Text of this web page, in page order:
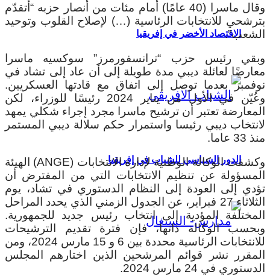
الاقتصاد الأخضر في إفريقيا
الدور السياسي للشباب في إفريقيا
وقال ماسرا (40 عامًا) أمام مئات من أنصار حزبه “أتقدّم
بترشحي للانتخابات الرئاسية (…) لإصلاح القلوب وتوحيد
الشعب”.
وبقي رئيس حزب “ترانسفورمرز” سوكسيه ماسرا
معارضًا لعائلة ديبي مدة طويلة إلى أن عاد إلى تشاد في
نوفمبر بعدما توصل إلى اتفاق مع قادتها العسكريين.
وعُيّن في الأول من يناير 2024 رئيسًا للوزراء، لكن
المعارضة تعتبر أن ترشيح ماسرا مجرد إجراء شكلي يمهد
لانتخاب ديبي رئيسا واستمرار حكم سلالة ديبي المستمر
منذ 33 عاما.
وكشفت الوكالة الوطنية لإدارة الانتخابات (ANGE) الهيئة
المسؤولة عن تنظيم الانتخابات التي من المفترض أن
تؤدي إلى العودة إلى النظام الدستوري في تشاد، يوم
الثلاثاء 27 فبراير، عن الجدول الزمني الذي يحدد المراحل
المختلفة المؤدية إلى انتخاب رئيس جديد للجمهورية.
وبحسب الوكالة ذاتها، فإن فترة تقديم الترشيحات
للانتخابات الرئاسية محددة بين 6 و 15 مارس 2024، ومن
المقرر نشر قوائم المرشحين الذين اختارهم المجلس
الدستوري في 24 مارس 2024.